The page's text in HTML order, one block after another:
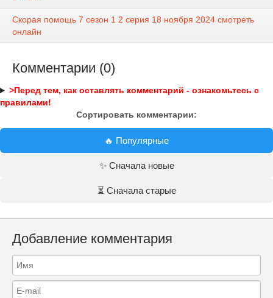
Скорая помощь 7 сезон 1 2 серия 18 ноября 2024 смотреть
онлайн
Комментарии (0)
>Перед тем, как оставлять комментарий - ознакомьтесь с
правилами!
Сортировать комментарии:
🔥 Популярные
✨ Сначала новые
⏳ Сначала старые
Добавление комментария